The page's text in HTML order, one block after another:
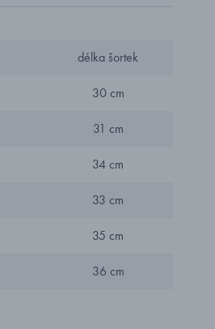
délka šortek
30 cm
31 cm
34 cm
33 cm
35 cm
36 cm